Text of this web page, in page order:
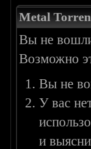
Metal
Вы не
Возможно
Вы не
У вас
и